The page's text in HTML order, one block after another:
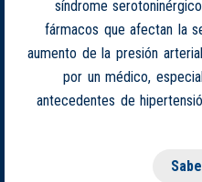
síndrome
fármacos que afectan la
aumento de la presión
por un médico,
antecedentes de